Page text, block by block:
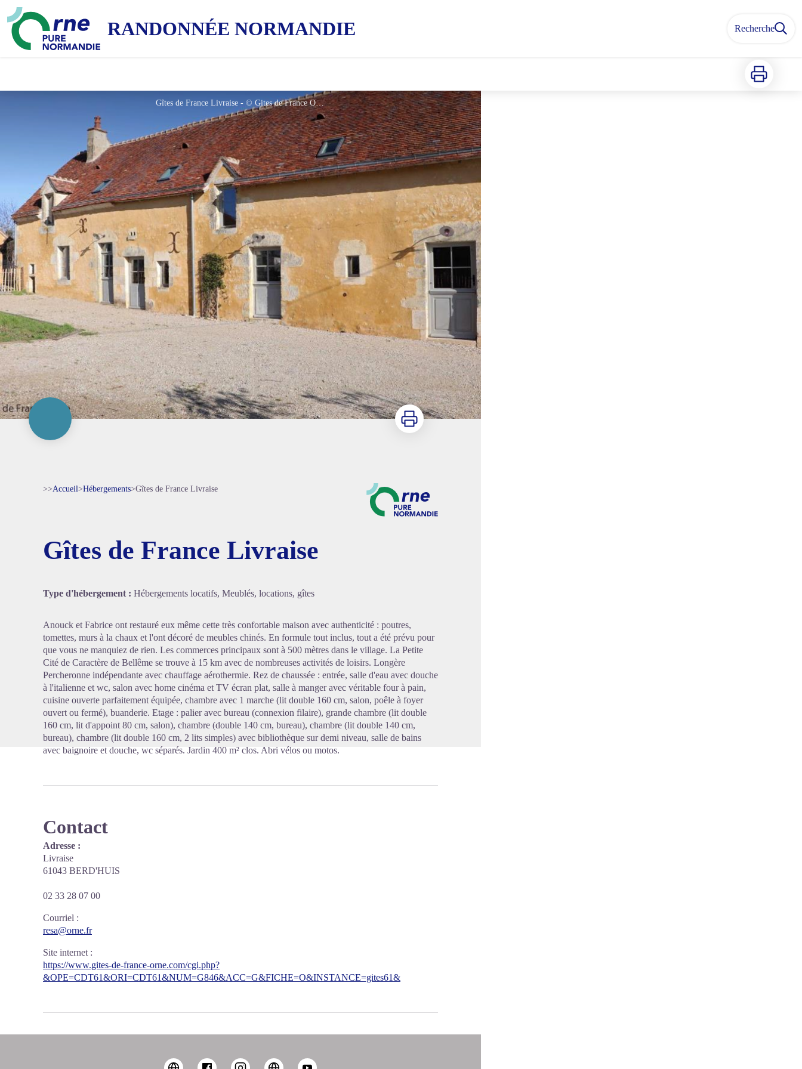
RANDONNÉE NORMANDIE Recherche
Imprimer
Gîtes de France Livraise - © Gites de France Orne
Voir l'image en plein écran
Imprimer
>>Accueil>Hébergements>Gîtes de France Livraise
Gîtes de France Livraise
Type d'hébergement : Hébergements locatifs, Meublés, locations, gîtes
Anouck et Fabrice ont restauré eux même cette très confortable maison avec authenticité : poutres,
tomettes, murs à la chaux et l'ont décoré de meubles chinés. En formule tout inclus, tout a été prévu pour
que vous ne manquiez de rien. Les commerces principaux sont à 500 mètres dans le village. La Petite
Cité de Caractère de Bellême se trouve à 15 km avec de nombreuses activités de loisirs. Longère
Percheronne indépendante avec chauffage aérothermie. Rez de chaussée : entrée, salle d'eau avec douche
à l'italienne et wc, salon avec home cinéma et TV écran plat, salle à manger avec véritable four à pain,
cuisine ouverte parfaitement équipée, chambre avec 1 marche (lit double 160 cm, salon, poêle à foyer
ouvert ou fermé), buanderie. Etage : palier avec bureau (connexion filaire), grande chambre (lit double
160 cm, lit d'appoint 80 cm, salon), chambre (double 140 cm, bureau), chambre (lit double 140 cm,
bureau), chambre (lit double 160 cm, 2 lits simples) avec bibliothèque sur demi niveau, salle de bains
avec baignoire et douche, wc séparés. Jardin 400 m² clos. Abri vélos ou motos.
Contact
Adresse :
Livraise
61043 BERD'HUIS
02 33 28 07 00
Courriel :
resa@orne.fr
Site internet :
https://www.gites-de-france-orne.com/cgi.php?
&OPE=CDT61&ORI=CDT61&NUM=G846&ACC=G&FICHE=O&INSTANCE=gites61&